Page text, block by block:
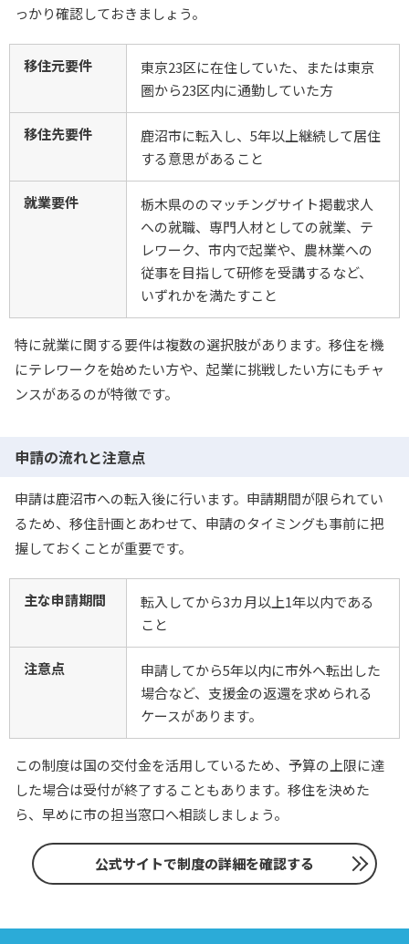
っかり確認しておきましょう。
移住元要件
東京23区に在住していた、または東京
圏から23区内に通勤していた方
移住先要件
鹿沼市に転入し、5年以上継続して居住
する意思があること
就業要件
栃木県ののマッチングサイト掲載求人
への就職、専門人材としての就業、テ
レワーク、市内で起業や、農林業への
従事を目指して研修を受講するなど、
いずれかを満たすこと
特に就業に関する要件は複数の選択肢があります。移住を機
にテレワークを始めたい方や、起業に挑戦したい方にもチャ
ンスがあるのが特徴です。
申請の流れと注意点
申請は鹿沼市への転入後に行います。申請期間が限られてい
るため、移住計画とあわせて、申請のタイミングも事前に把
握しておくことが重要です。
主な申請期間
転入してから3カ月以上1年以内である
こと
注意点
申請してから5年以内に市外へ転出した
場合など、支援金の返還を求められる
ケースがあります。
この制度は国の交付金を活用しているため、予算の上限に達
した場合は受付が終了することもあります。移住を決めた
ら、早めに市の担当窓口へ相談しましょう。
公式サイトで制度の詳細を確認する